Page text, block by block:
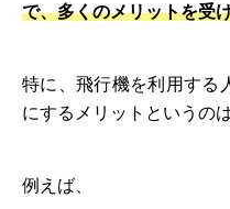
で、多くのメリットを受
特に、飛行機を利用する
にするメリットというの
例えば、